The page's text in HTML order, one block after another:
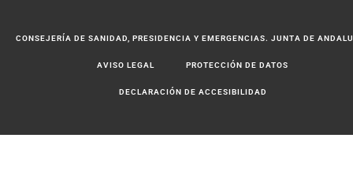
CONSEJERÍA DE SANIDAD, PRESIDENCIA Y EMERGENCIAS. JUNTA DE
AVISO LEGAL PROTECCIÓN DE DATOS
DECLARACIÓN DE ACCESIBILIDAD